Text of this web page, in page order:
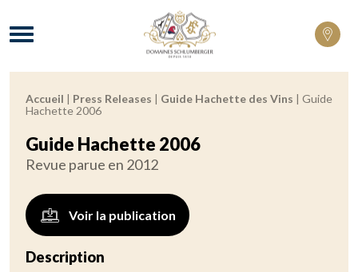
Domaines Schlumberger Vignerons
Menu
Fil d'Ariane :
Accueil | Press Releases | Guide Hachette des Vins | Guide
Hachette 2006
Guide Hachette 2006
Revue parue en 2012
Voir la publication
Description